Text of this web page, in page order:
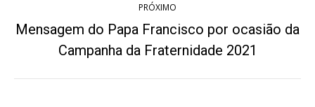
PRÓXIMO
Próximo
post:
Mensagem do Papa Francisco por ocasião da
Campanha da Fraternidade 2021